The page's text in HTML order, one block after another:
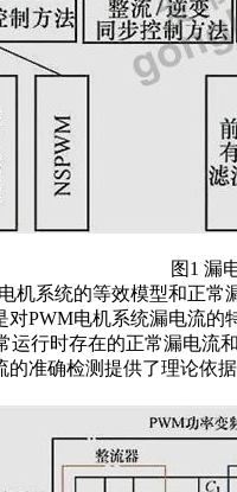
图1 漏
机系统的等效模型和正
PWM电机系统漏电流的
运行时存在的正常漏电
的准确检测提供了理论依